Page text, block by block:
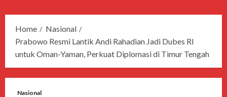
Home
Nasional
Prabowo Resmi Lantik Andi Rahadian Jadi Dubes RI
untuk Oman-Yaman, Perkuat Diplomasi di Timur Tengah
Nasional